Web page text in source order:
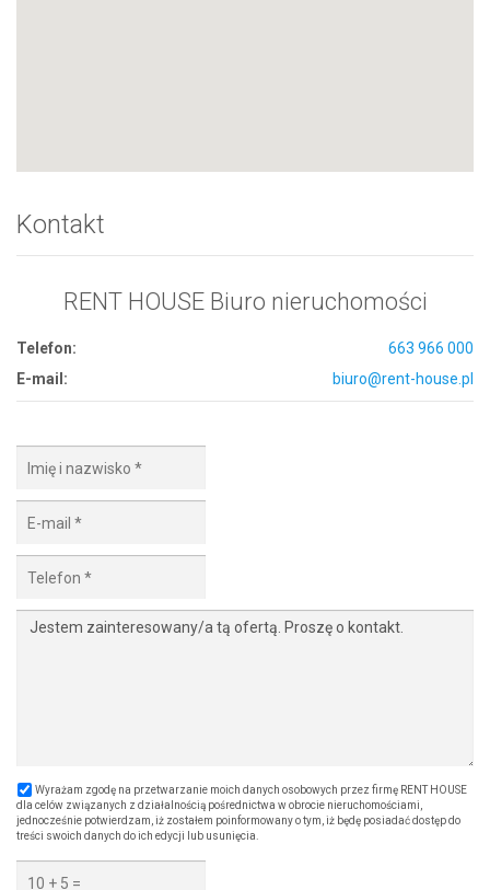
Kontakt
RENT HOUSE Biuro nieruchomości
Telefon:
663 966 000
E-mail:
biuro@rent-house.pl
Wyrażam zgodę na przetwarzanie moich danych osobowych przez firmę RENT HOUSE
dla celów związanych z działalnością pośrednictwa w obrocie nieruchomościami,
jednocześnie potwierdzam, iż zostałem poinformowany o tym, iż będę posiadać dostęp do
treści swoich danych do ich edycji lub usunięcia.